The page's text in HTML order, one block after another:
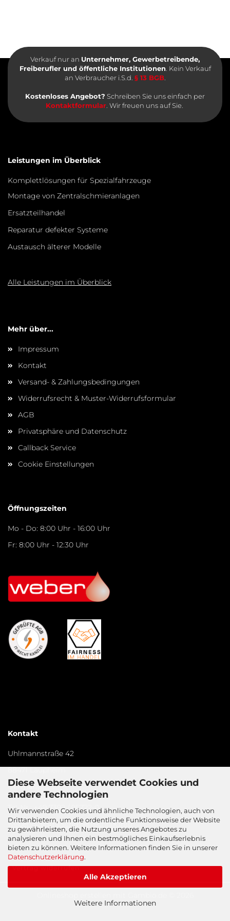
Diese Webseite verwendet Cookies und
andere Technologien
Wir verwenden Cookies und ähnliche Technologien, auch von
Drittanbietern, um die ordentliche Funktionsweise der Website
zu gewährleisten, die Nutzung unseres Angebotes zu
analysieren und Ihnen ein bestmögliches Einkaufserlebnis
bieten zu können. Weitere Informationen finden Sie in unserer
Datenschutzerklärung.
Alle Akzeptieren
Weitere Informationen
Verkauf nur an Unternehmer, Gewerbetreibende,
Freiberufler und öffentliche Institutionen . Kein Verkauf
an Verbraucher i.S.d. § 13 BGB.
Kostenloses Angebot? Schreiben Sie uns einfach per
Kontaktformular. Wir freuen uns auf Sie.
Leistungen im Überblick
Komplettlösungen für Spezialfahrzeuge
Montage von Zentralschmieranlagen
Ersatzteilhandel
Reparatur defekter Systeme
Austausch älterer Modelle
Alle Leistungen im Überblick
Mehr über...
Impressum
Kontakt
Versand- & Zahlungsbedingungen
Widerrufsrecht & Muster-Widerrufsformular
AGB
Privatsphäre und Datenschutz
Callback Service
Cookie Einstellungen
Öffnungszeiten
Mo - Do: 8:00 Uhr - 16:00 Uhr
Fr: 8:00 Uhr - 12:30 Uhr
Kontakt
Uhlmannstraße 42
88471 Laupheim
Germany​
Tel-Nr.:+49 7392 / 95722-0
weber@zentralschmiertechnik.info
Vertrag widerrufen